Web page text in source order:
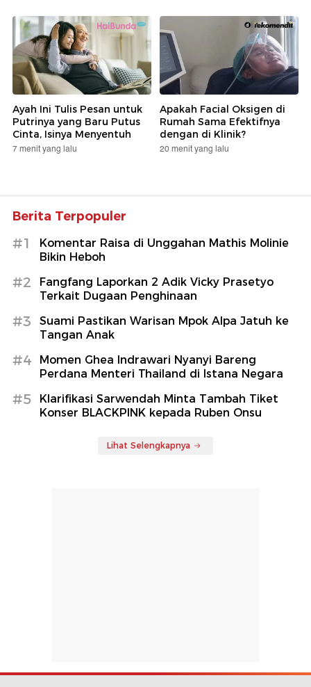
Ayah Ini Tulis Pesan untuk
Putrinya yang Baru Putus
Cinta, Isinya Menyentuh
7 menit yang lalu
Apakah Facial Oksigen di
Rumah Sama Efektifnya
dengan di Klinik?
20 menit yang lalu
Berita Terpopuler
#1
Komentar Raisa di Unggahan Mathis Molinie
Bikin Heboh
#2
Fangfang Laporkan 2 Adik Vicky Prasetyo
Terkait Dugaan Penghinaan
#3
Suami Pastikan Warisan Mpok Alpa Jatuh ke
Tangan Anak
#4
Momen Ghea Indrawari Nyanyi Bareng
Perdana Menteri Thailand di Istana Negara
#5
Klarifikasi Sarwendah Minta Tambah Tiket
Konser BLACKPINK kepada Ruben Onsu
Lihat Selengkapnya